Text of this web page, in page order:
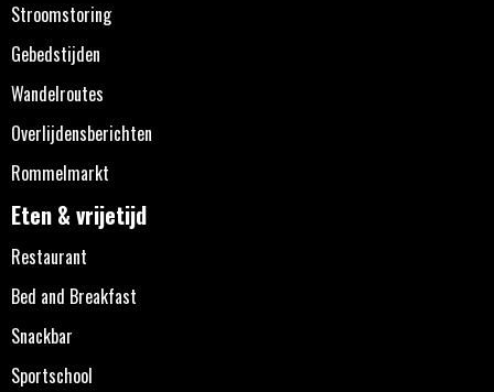
Stroomstoring
Gebedstijden
Wandelroutes
Overlijdensberichten
Rommelmarkt
Eten & vrijetijd
Restaurant
Bed and Breakfast
Snackbar
Sportschool